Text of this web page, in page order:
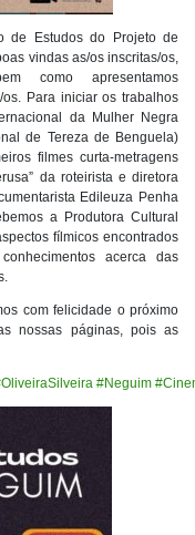
de Estudos do Projeto de
vindas as/os inscritas/os,
como apresentamos
Para iniciar os trabalhos
da Mulher Negra
de Tereza de Benguela)
filmes curta-metragens
da roteirista e diretora
Edileuza Penha
a Produtora Cultural
fílmicos encontrados
acerca das
com felicidade o próximo
nossas páginas, pois as
#Neguim